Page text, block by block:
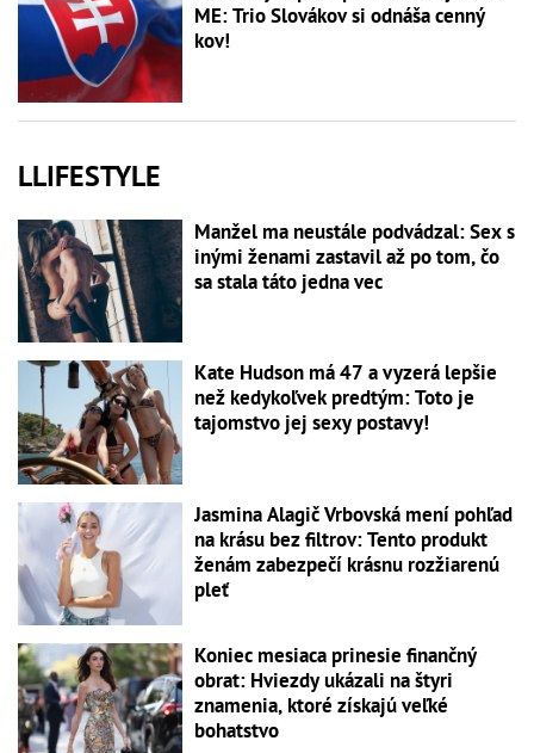
ME: Trio Slovákov si odnáša cenný
kov!
LLIFESTYLE
Manžel ma neustále podvádzal: Sex s
inými ženami zastavil až po tom, čo
sa stala táto jedna vec
Kate Hudson má 47 a vyzerá lepšie
než kedykoľvek predtým: Toto je
tajomstvo jej sexy postavy!
Jasmina Alagič Vrbovská mení pohľad
na krásu bez filtrov: Tento produkt
ženám zabezpečí krásnu rozžiarenú
pleť
Koniec mesiaca prinesie finančný
obrat: Hviezdy ukázali na štyri
znamenia, ktoré získajú veľké
bohatstvo